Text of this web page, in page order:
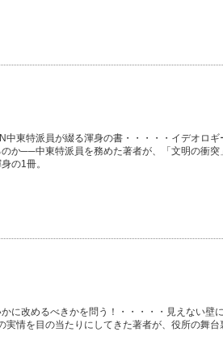
東特派員が綴る渾身の書・・・・・イデオロギ
か──中東特派員を務めた著者が、「文明の衝突
の1冊。
に改めるべきかを問う！・・・・・見えない壁
情を目の当たりにしてきた著者が、役所の舞台